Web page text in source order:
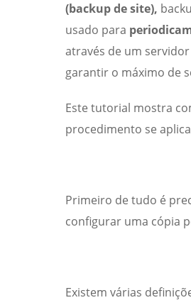
(backup de site),
usado para
através de um
garantir o máximo de
Este tutorial mostra
procedimento se
Primeiro de tudo é
configurar uma cópia
Existem várias